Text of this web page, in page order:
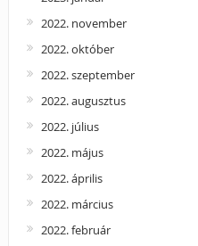
2022. november
2022. október
2022. szeptember
2022. augusztus
2022. július
2022. május
2022. április
2022. március
2022. február